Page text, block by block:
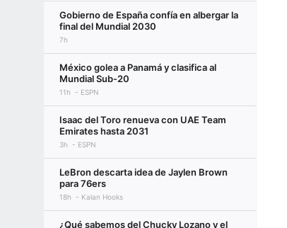
Gobierno de España confía en albergar la
final del Mundial 2030
7h
México golea a Panamá y clasifica al
Mundial Sub-20
11h ESPN
Isaac del Toro renueva con UAE Team
Emirates hasta 2031
3h ESPN
LeBron descarta idea de Jaylen Brown
para 76ers
18h Kalan Hooks
¿Qué sabemos del Chucky Lozano y el